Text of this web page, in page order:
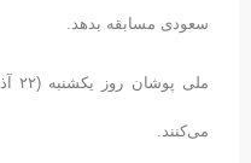
سعودی مسابقه بدهد.
می‌کنند.